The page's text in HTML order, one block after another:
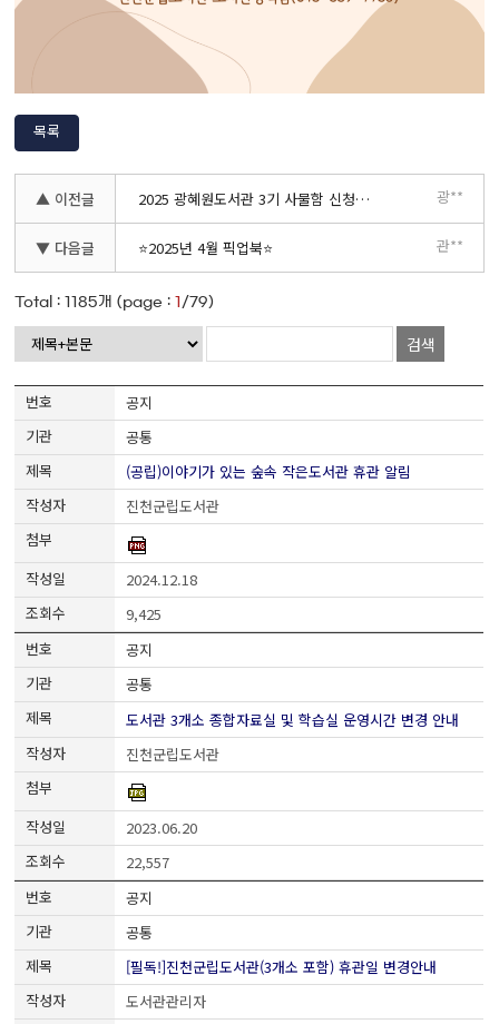
목록
▲ 이전글 2025 광혜원도서관 3기 사물함 신청 안내 광**
▼ 다음글 ⭐2025년 4월 픽업북⭐ 관**
Total :1185개 (page :1 /79)
검색
공지
공통
(공립)이야기가 있는 숲속 작은도서관 휴관 알림
진천군립도서관
2024.12.18
9,425
공지
공통
도서관 3개소 종합자료실 및 학습실 운영시간 변경 안내
진천군립도서관
2023.06.20
22,557
공지
공통
[필독!]진천군립도서관(3개소 포함) 휴관일 변경안내
도서관관리자